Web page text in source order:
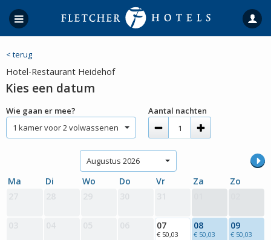
< terug
Hotel-Restaurant Heidehof
Kies een datum
Wie gaan er mee?
1 kamer voor 2 volwassenen
Aantal nachten
Augustus 2026
Ma Di Wo Do Vr Za
Zo
07
€ 50,03
08
€ 50,03
09
€ 50,03